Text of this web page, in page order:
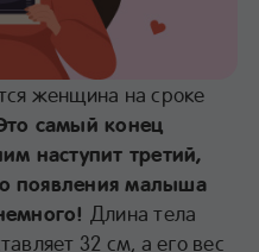
женщина на сроке
самый конец
наступит третий,
появления малыша
Длина тела
32 см, а его вес